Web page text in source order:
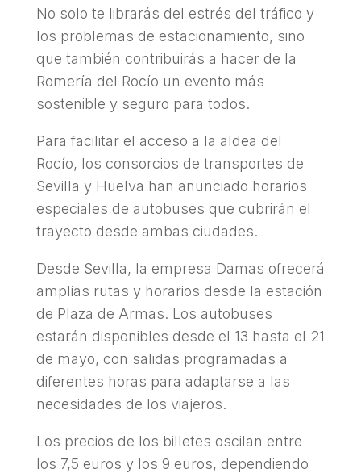
No solo te librarás del estrés del tráfico y
los problemas de estacionamiento, sino
que también contribuirás a hacer de la
Romería del Rocío un evento más
sostenible y seguro para todos.
Para facilitar el acceso a la aldea del
Rocío, los consorcios de transportes de
Sevilla y Huelva han anunciado horarios
especiales de autobuses que cubrirán el
trayecto desde ambas ciudades.
Desde Sevilla, la empresa Damas ofrecerá
amplias rutas y horarios desde la estación
de Plaza de Armas. Los autobuses
estarán disponibles desde el 13 hasta el 21
de mayo, con salidas programadas a
diferentes horas para adaptarse a las
necesidades de los viajeros.
Los precios de los billetes oscilan entre
los 7,5 euros y los 9 euros, dependiendo